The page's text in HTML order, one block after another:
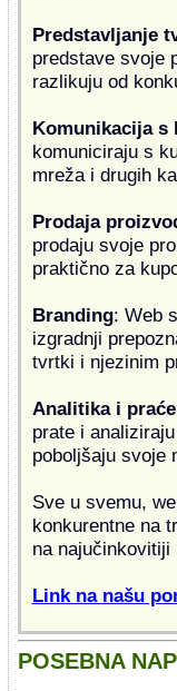
Predstavljanje
predstave svoje
razlikuju od
Komunikacija s
komuniciraju s
mreža i drugih
Prodaja
prodaju svoje
praktično za
Branding: Web
izgradnji
tvrtki i njezinim
Analitika i
prate i
poboljšaju svoje
Sve u svemu,
konkurentne na
na najučinkovitiji
Link na našu
POSEBNA